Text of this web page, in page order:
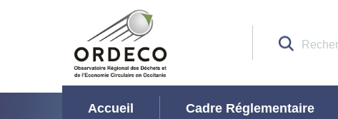
Accueil Cadre Réglementaire